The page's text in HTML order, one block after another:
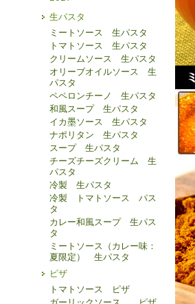
生パスタ
ミートソース 生パスタ
トマトソース 生パスタ
クリームソース 生パスタ
オリーブオイルソース 生
パスタ
ペペロンチーノ 生パスタ
和風スープ 生パスタ
イカ墨ソース 生パスタ
ナポリタン 生パスタ
スープ 生パスタ
チーズチーズクリーム 生
パスタ
冷製 生パスタ
冷製 トマトソース パス
タ
カレー和風スープ 生パス
タ
ミートソース（カレー味：
夏限定） 生パスタ
ピザ
トマトソース ピザ